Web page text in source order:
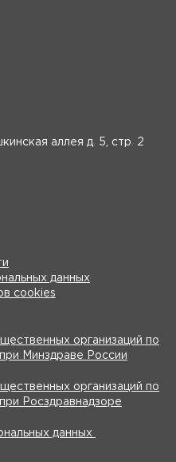
аллея д. 5, стр. 2
данных
cookies
организаций по
Минздраве России
организаций по
Росздравнадзоре
данных